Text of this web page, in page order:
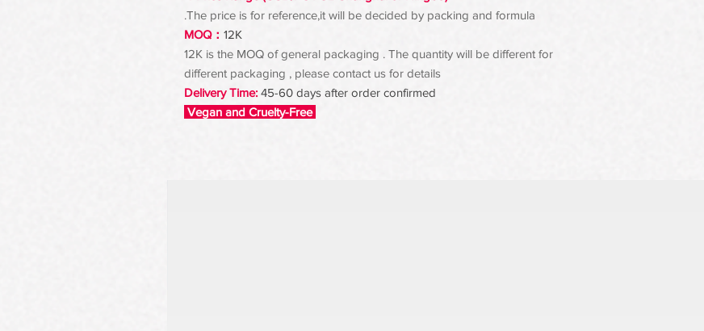
The price is for reference,it will be decided by packing and formula.
MOQ： 12K
12K is the MOQ of general packaging . The quantity will be different for
different packaging , please contact us for details
Delivery Time: 45-60 days after order confirmed
Vegan and Cruelty-Free